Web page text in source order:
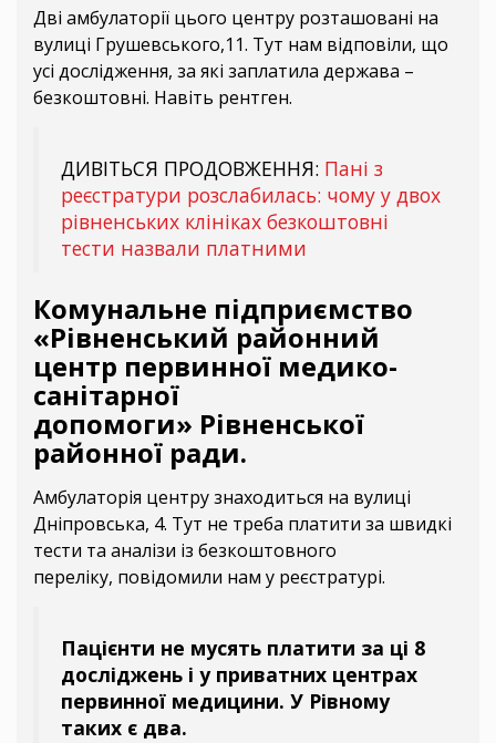
Дві амбулаторії цього центру розташовані на
вулиці Грушевського,11. Тут нам відповіли, що
усі дослідження, за які заплатила держава –
безкоштовні. Навіть рентген.
ДИВІТЬСЯ ПРОДОВЖЕННЯ: Пані з
реєстратури розслабилась: чому у двох
рівненських клініках безкоштовні
тести назвали платними
Комунальне підприємство
«Рівненський районний
центр первинної медико-
санітарної
допомоги» Рівненської
районної ради.
Амбулаторія центру знаходиться на вулиці
Дніпровська, 4. Тут не треба платити за швидкі
тести та аналізи із безкоштовного
переліку, повідомили нам у реєстратурі.
Пацієнти не мусять платити за ці 8
досліджень і у приватних центрах
первинної медицини. У Рівному
таких є два.